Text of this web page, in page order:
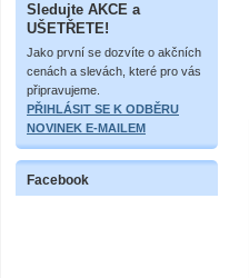
Sledujte AKCE a
UŠETŘETE!
Jako první se dozvíte o akčních
cenách a slevách, které pro vás
připravujeme.
PŘIHLÁSIT SE K ODBĚRU
NOVINEK E-MAILEM
Facebook